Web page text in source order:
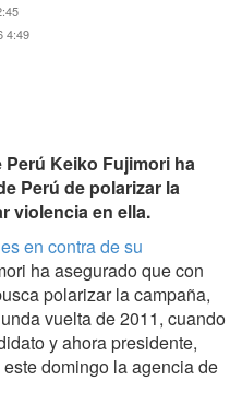
4:49
Keiko Fujimori ha
Perú de polarizar la
violencia en ella.
en contra de su
ha asegurado que con
polarizar la campaña,
vuelta de 2011, cuando
y ahora presidente,
domingo la agencia de